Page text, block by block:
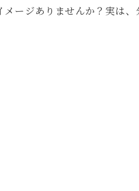
ージありませんか？実は